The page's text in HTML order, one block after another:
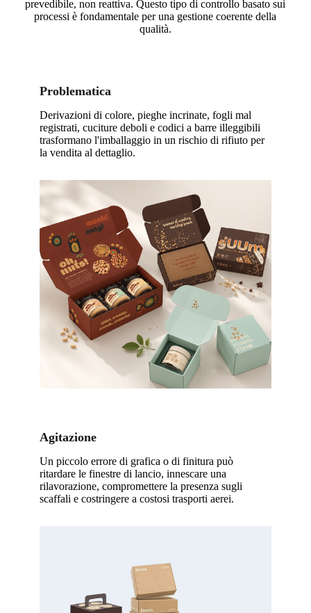
prevedibile, non reattiva. Questo tipo di controllo basato sui
processi è fondamentale per una gestione coerente della
qualità.
Problematica
Derivazioni di colore, pieghe incrinate, fogli mal
registrati, cuciture deboli e codici a barre illeggibili
trasformano l'imballaggio in un rischio di rifiuto per
la vendita al dettaglio.
Agitazione
Un piccolo errore di grafica o di finitura può
ritardare le finestre di lancio, innescare una
rilavorazione, compromettere la presenza sugli
scaffali e costringere a costosi trasporti aerei.